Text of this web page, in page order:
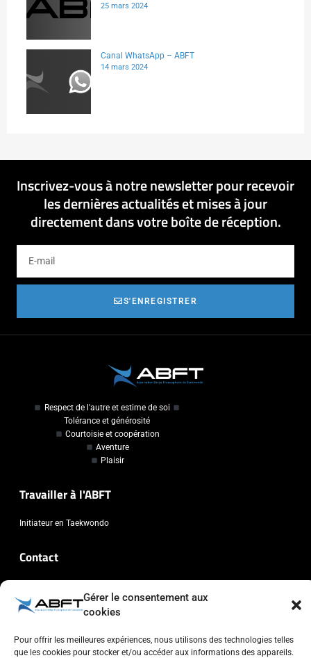
Gérer le consentement aux
cookies
Pour offrir les meilleures expériences, nous utilisons des technologies telles
que les cookies pour stocker et/ou accéder aux informations des appareils.
25 mars 2024
Canal WhatsApp – ABFT
14 mars 2024
Inscrivez-vous à notre newsletter pour recevoir
les dernières actualités et mises à jour
directement dans votre boîte de réception.
S'ENREGISTRER
Respect de l'autre et estime de soi
Tolérance et générosité
Courtoisie et coopération
Aventure
Plaisir
Travailler à l'ABFT
Initiateur en Taekwondo
Contact
Chaussée de Wavre, 2057 - 1160 Auderghem
+32 (0)2 347 34 77